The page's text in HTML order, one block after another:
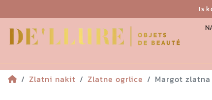
Zlatni nakit
Zlatne ogrlice Margot